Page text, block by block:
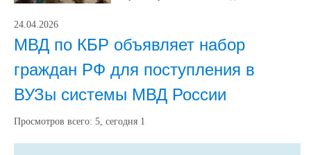
24.04.2026
МВД по КБР объявляет набор
граждан РФ для поступления в
ВУЗы системы МВД России
Просмотров всего: 5, сегодня 1